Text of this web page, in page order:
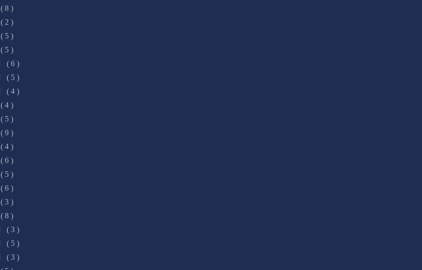
(8)
(2)
(5)
(5)
(6)
(5)
(4)
(4)
(5)
(9)
(4)
(6)
(5)
(6)
(3)
(8)
(3)
(5)
(3)